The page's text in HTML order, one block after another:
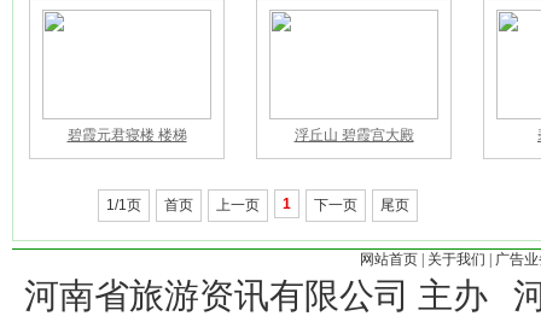
碧霞元君寝楼 楼梯 浮丘山 碧霞宫大殿
1/1页 首页 上一页 1 下一页 尾页
网站首页 关于我们 广告
河南省旅游资讯有限公司 主办